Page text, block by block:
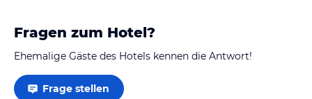
In der Umgebung der Ferienwohnung Familie Perl gibt es
können wandern, radfahren oder die Natur erkunden. Die Gegend
bietet auch Möglichkeiten zum Angeln und Reiten. Wenn Sie sich
für Kultur interessieren, können Sie das Brüder-Grimm-Museum in
Fragen zum Hotel?
Ehemalige Gäste des Hotels kennen die Antwort!
Frage stellen